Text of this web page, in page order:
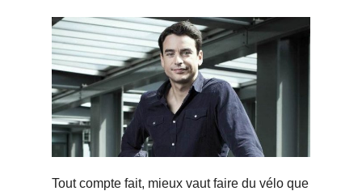
Tout compte fait, mieux vaut faire du vélo que